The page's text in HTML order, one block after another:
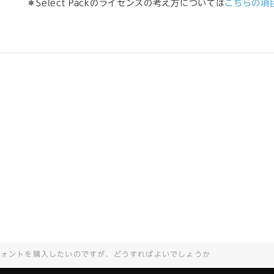
＊Select Packのライセンスの考え方についてはこちらの項
ォントを購入したいのですが、どうすればよいでしょうか